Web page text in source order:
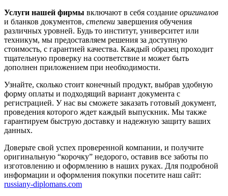
Услуги нашей фирмы включают в себя создание оригиналов
и бланков документов, степени завершения обучения
различных уровней. Будь то институт, университет или
техникум, мы предоставляем решения за доступную
стоимость, с гарантией качества. Каждый образец проходит
тщательную проверку на соответствие и может быть
дополнен приложением при необходимости.
Узнайте, сколько стоит конечный продукт, выбрав удобную
форму оплаты и подходящий вариант документа с
регистрацией. У нас вы сможете заказать готовый документ,
проведения которого ждет каждый выпускник. Мы также
гарантируем быструю доставку и надежную защиту ваших
данных.
Доверьте свой успех проверенной компании, и получите
оригинальную “корочку” недорого, оставив все заботы по
изготовлению и оформлению в наших руках. Для подробной
информации и оформления покупки посетите наш сайт:
russiany-diplomans.com